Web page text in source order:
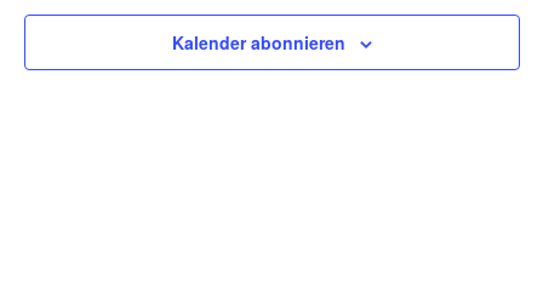
Kalender abonnieren